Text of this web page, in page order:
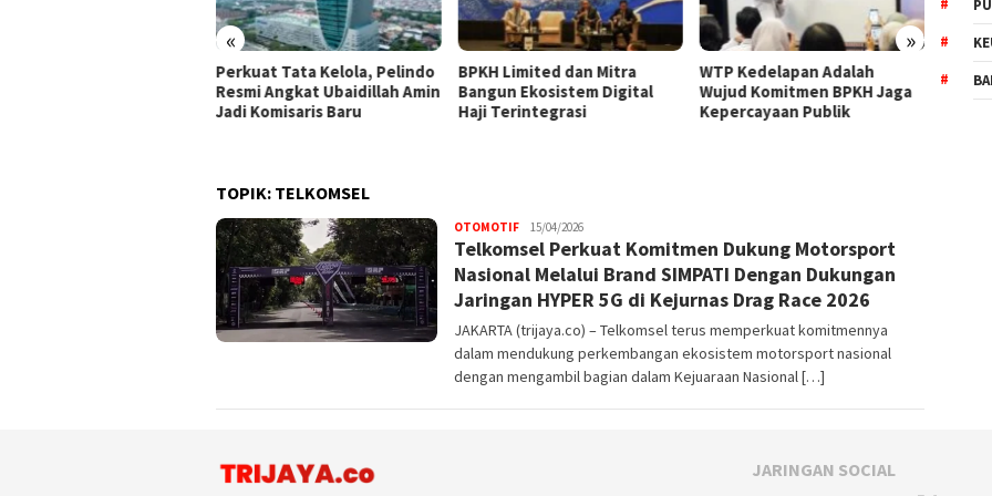
« »
BPKH Limited dan Mitra
Bangun Ekosistem Digital
Haji Terintegrasi
WTP Kedelapan Adalah
Wujud Komitmen BPKH Jaga
Kepercayaan Publik
Dukung Penegakan Hukum
KLH, PPLI Hadirkan Solusi
Limbah Terintegrasi Hulu-
TOPIK: TELKOMSEL
OTOMOTIF Trijaya
.co
15/04/2026
Telkomsel Perkuat Komitmen Dukung Motorsport
Nasional Melalui Brand SIMPATI Dengan Dukungan
Jaringan HYPER 5G di Kejurnas Drag Race 2026
JAKARTA (trijaya.co) – Telkomsel terus memperkuat komitmennya
dalam mendukung perkembangan ekosistem motorsport nasional
dengan mengambil bagian dalam Kejuaraan Nasional […]
JARINGAN SOCIAL